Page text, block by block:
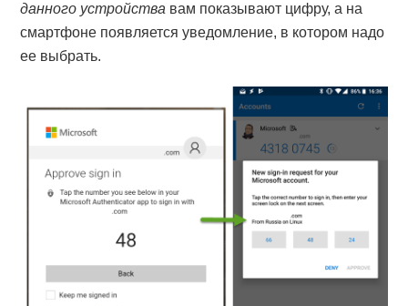
данного устройства вам показывают цифру, а на
смартфоне появляется уведомление, в котором надо
ее выбрать.